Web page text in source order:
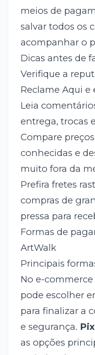
meios de
salvar todos os
acompanhar o
Dicas antes de
Verifique a
Reclame Aqui e
Leia
entrega, trocas
Compare
conhecidas e
muito fora da
Prefira fretes
compras de
pressa para
Formas de
ArtWalk
Principais
No e-
pode escolher
para finalizar a
e segurança. Pix
as opções